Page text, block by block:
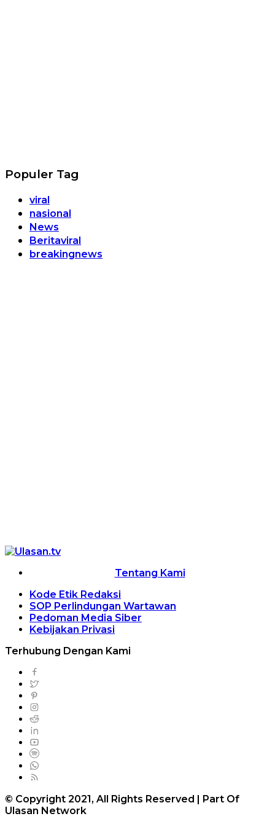
Populer Tag
viral
nasional
News
Beritaviral
breakingnews
Tentang Kami
Kode Etik Redaksi
SOP Perlindungan Wartawan
Pedoman Media Siber
Kebijakan Privasi
Terhubung Dengan Kami
© Copyright 2021, All Rights Reserved | Part Of
Ulasan Network